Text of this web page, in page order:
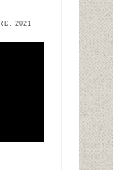
2021